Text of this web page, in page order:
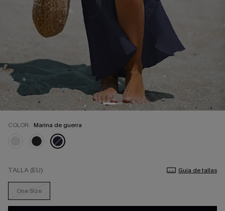
COLOR: Marina de guerra
TALLA (EU) Guía de tallas
One Size